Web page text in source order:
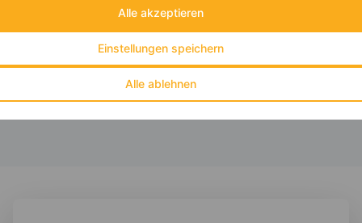
Alle ablehnen
Einstellungen speichern
Alle akzeptieren
‹ ›
Kalorien:645 kcal
Fett:26 g
Eiweiß:66 g
Kohlehydrate:28 g